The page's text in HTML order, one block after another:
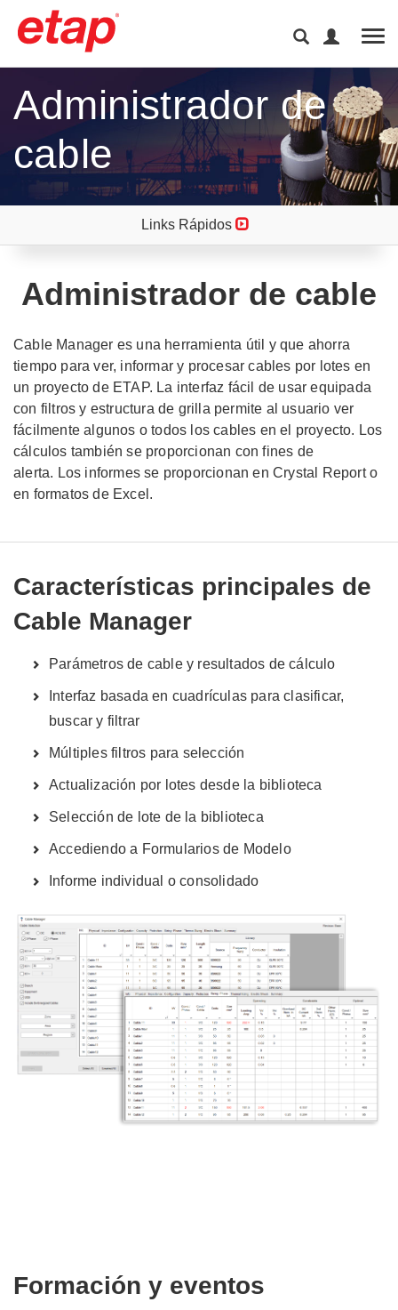
Administrador de
cable
Links Rápidos
Administrador de cable
Cable Manager es una herramienta útil y que ahorra
tiempo para ver, informar y procesar cables por lotes en
un proyecto de ETAP. La interfaz fácil de usar equipada
con filtros y estructura de grilla permite al usuario ver
fácilmente algunos o todos los cables en el proyecto. Los
cálculos también se proporcionan con fines de
alerta. Los informes se proporcionan en Crystal Report o
en formatos de Excel.
Características principales de
Cable Manager
Parámetros de cable y resultados de cálculo
Interfaz basada en cuadrículas para clasificar,
buscar y filtrar
Múltiples filtros para selección
Actualización por lotes desde la biblioteca
Selección de lote de la biblioteca
Accediendo a Formularios de Modelo
Informe individual o consolidado
Formación y eventos